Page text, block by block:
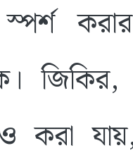
করা